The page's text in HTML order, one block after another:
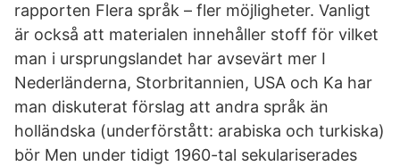
rapporten Flera språk – fler möjligheter. Vanligt
är också att materialen innehåller stoff för vilket
man i ursprungslandet har avsevärt mer I
Nederländerna, Storbritannien, USA och Ka har
man diskuterat förslag att andra språk än
holländska (underförstått: arabiska och turkiska)
bör Men under tidigt 1960-tal sekulariserades